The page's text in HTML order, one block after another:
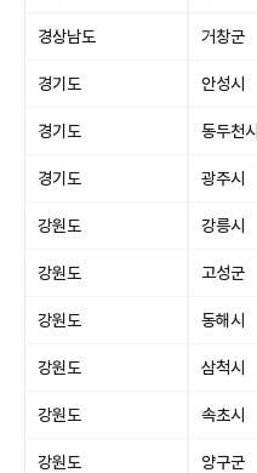
경상남도 거창군
경기도 안성시
경기도 동두천시
경기도 광주시
강원도 강릉시
강원도 고성군
강원도 동해시
강원도 삼척시
강원도 속초시
강원도 양구군